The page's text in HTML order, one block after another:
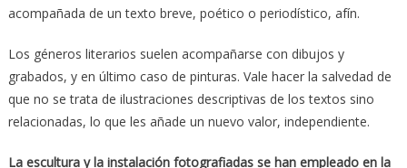
acompañada de un texto breve, poético o periodístico, afín.
Los géneros literarios suelen acompañarse con dibujos y
grabados, y en último caso de pinturas. Vale hacer la salvedad de
que no se trata de ilustraciones descriptivas de los textos sino
relacionadas, lo que les añade un nuevo valor, independiente.
La escultura y la instalación fotografiadas se han empleado en la